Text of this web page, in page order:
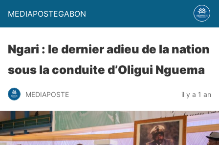
MEDIAPOSTEGABON
Ngari : le dernier adieu de la nation
sous la conduite d’Oligui Nguema
MEDIAPOSTE il y a 1 an